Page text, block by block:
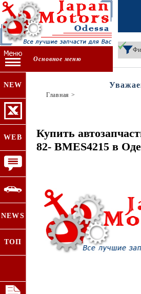
Основное меню
NEW
WEB
NEWS
ТОП
Главная >
Купить
82- BMES4215 в